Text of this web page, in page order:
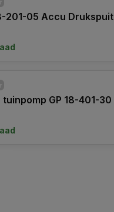
201-05 Accu Drukspuit
GP 18-401-30